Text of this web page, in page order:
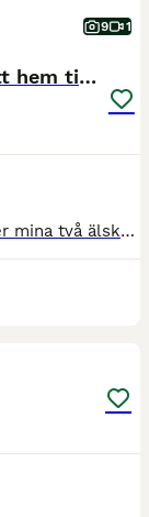
9 1
Två fantastiska valacker,söker nytt hem tillsamman
På grund av ändrade omständigheter söker mina två älskade valacker ett nytt hem tillsammans. Toppur från Virö Islandshäst, valack, 14 år, ca 145 cm, 5-gångare Toppur är en stor, snäll och trygg val